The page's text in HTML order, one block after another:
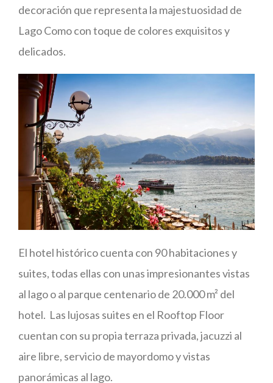
decoración que representa la majestuosidad de
Lago Como con toque de colores exquisitos y
delicados.
El hotel histórico cuenta con 90 habitaciones y
suites, todas ellas con unas impresionantes vistas
al lago o al parque centenario de 20.000 m² del
hotel. Las lujosas suites en el Rooftop Floor
cuentan con su propia terraza privada, jacuzzi al
aire libre, servicio de mayordomo y vistas
panorámicas al lago.